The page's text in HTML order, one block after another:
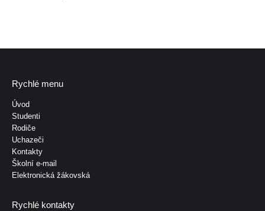
Rychlé menu
Úvod
Studenti
Rodiče
Uchazeči
Kontakty
Školní e-mail
Elektronická žákovská
Rychlé kontakty